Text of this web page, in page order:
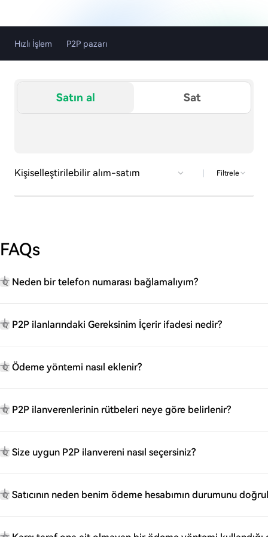
Hızlı İşlem P2P pazarı
Satın al Sat
Kişiselleştirilebilir alım-satım | Filtrele
FAQs
Q Neden bir telefon numarası bağlamalıyım?
Q P2P ilanlarındaki Gereksinim İçerir ifadesi nedir?
Q Ödeme yöntemi nasıl eklenir?
Q P2P ilanverenlerinin rütbeleri neye göre belirlenir?
Q Size uygun P2P ilanvereni nasıl seçersiniz?
Q Satıcının neden benim ödeme hesabımın durumunu